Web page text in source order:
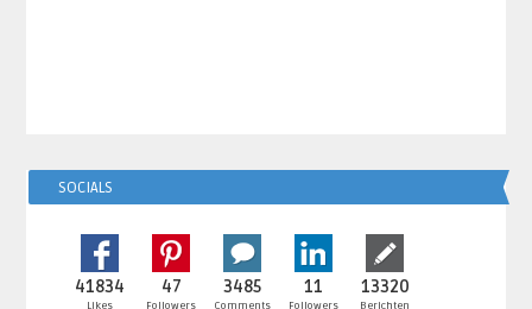
SOCIALS
41834
Likes
47
Followers
3485
Comments
11
Followers
13320
Berichten